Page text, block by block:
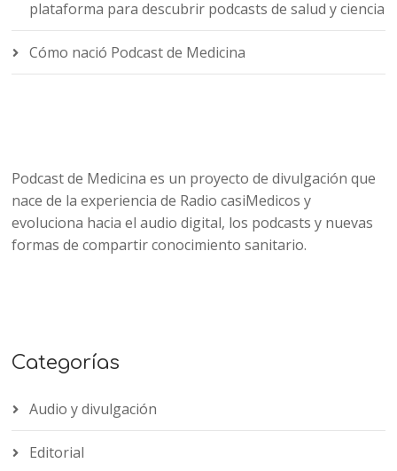
plataforma para descubrir podcasts de salud y ciencia
Cómo nació Podcast de Medicina
Podcast de Medicina es un proyecto de divulgación que
nace de la experiencia de Radio casiMedicos y
evoluciona hacia el audio digital, los podcasts y nuevas
formas de compartir conocimiento sanitario.
Categorías
Audio y divulgación
Editorial